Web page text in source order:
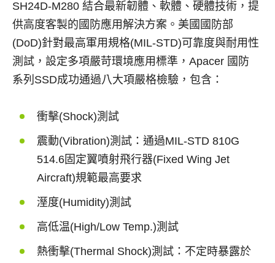
SH24D-M280 結合最新韌體、軟體、硬體技術，提
供高度客製的國防應用解決方案。美國國防部
(DoD)針對最高軍用規格(MIL-STD)可靠度與耐用性
測試，設定多項嚴苛環境應用標準， Apacer 國防
系列 SSD成功通過八大項嚴格檢驗，包含：
衝擊(Shock)測試
震動(Vibration)測試：通過MIL-STD 810G
514.6固定翼噴射飛行器(Fixed Wing Jet
Aircraft)規範最高要求
溼度(Humidity)測試
高低温(High/Low Temp.)測試
熱衝擊(Thermal Shock)測試：不定時暴露於